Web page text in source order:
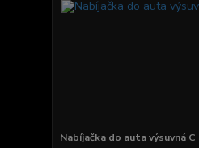
Nabíjačka do auta výsuvná C